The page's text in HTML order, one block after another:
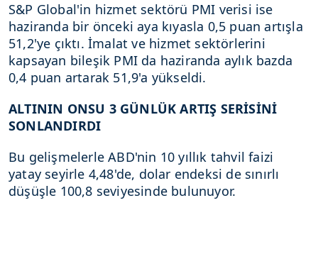
S&P Global'in hizmet sektörü PMI verisi ise
haziranda bir önceki aya kıyasla 0,5 puan artışla
51,2'ye çıktı. İmalat ve hizmet sektörlerini
kapsayan bileşik PMI da haziranda aylık bazda
0,4 puan artarak 51,9'a yükseldi.
ALTININ ONSU 3 GÜNLÜK ARTIŞ SERİSİNİ
SONLANDIRDI
Bu gelişmelerle ABD'nin 10 yıllık tahvil faizi
yatay seyirle 4,48'de, dolar endeksi de sınırlı
düşüşle 100,8 seviyesinde bulunuyor.